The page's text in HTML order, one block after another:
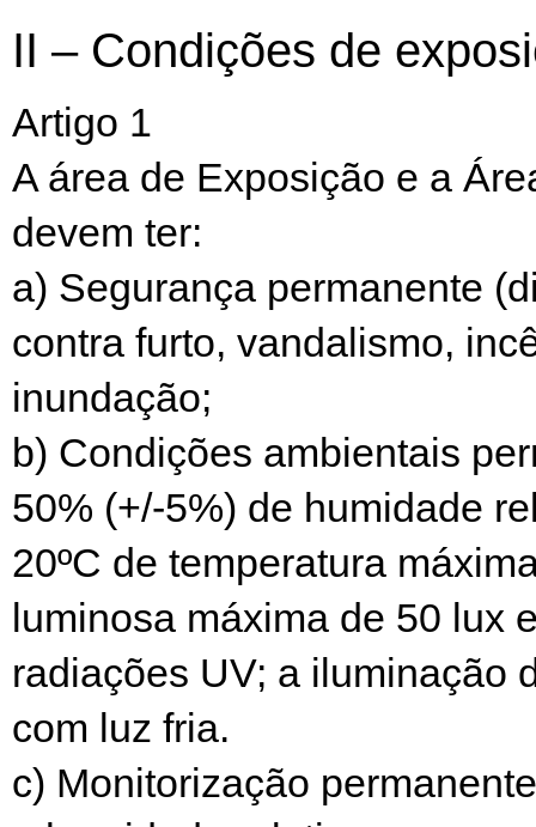
II – Condições de
Artigo 1
A área de Exposição e a
devem ter:
a) Segurança permanente
contra furto, vandalismo,
inundação;
b) Condições ambientais
50% (+/-5%) de humidade
20ºC de temperatura
luminosa máxima de 50 lux
radiações UV; a iluminação
com luz fria.
c) Monitorização